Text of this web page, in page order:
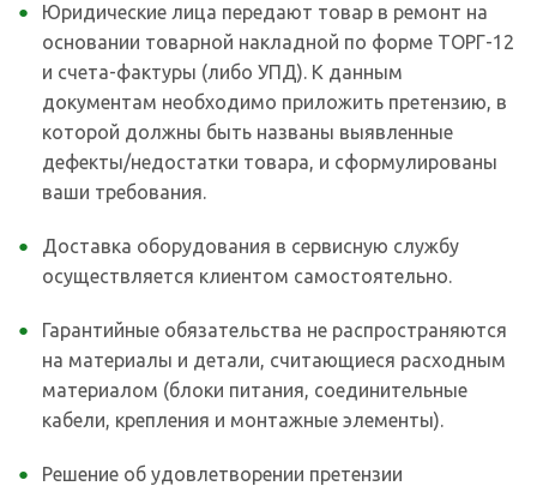
Юридические лица передают товар в ремонт на
основании товарной накладной по форме ТОРГ-12
и счета-фактуры (либо УПД). К данным
документам необходимо приложить претензию, в
которой должны быть названы выявленные
дефекты/недостатки товара, и сформулированы
ваши требования.
Доставка оборудования в сервисную службу
осуществляется клиентом самостоятельно.
Гарантийные обязательства не распространяются
на материалы и детали, считающиеся расходным
материалом (блоки питания, соединительные
кабели, крепления и монтажные элементы).
Решение об удовлетворении претензии